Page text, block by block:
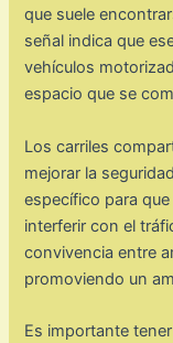
que suele
señal indica que
vehículos
espacio que se
Los carriles
mejorar la
específico para
interferir con el
convivencia entre
promoviendo un
Es importante